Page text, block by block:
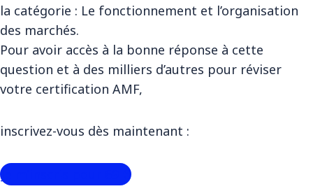
la catégorie : Le fonctionnement et l’organisation
des marchés.
Pour avoir accès à la bonne réponse à cette
question et à des milliers d’autres pour réviser
votre certification AMF,
inscrivez-vous dès maintenant :
Je m’inscris pour 69 €